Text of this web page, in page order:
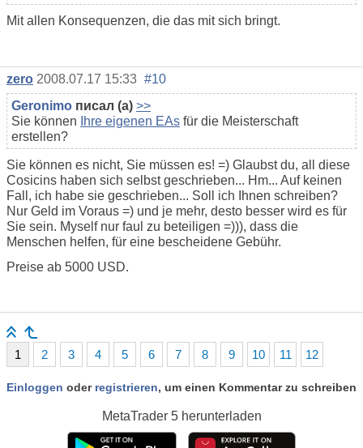
Mit allen Konsequenzen, die das mit sich bringt.
zero 2008.07.17 15:33 #10
Geronimo писал (а) >>
Sie können
Ihre eigenen EAs für die Meisterschaft
erstellen?
Sie können es nicht, Sie müssen es! =) Glaubst du, all diese
Cosicins haben sich selbst geschrieben... Hm... Auf keinen
Fall, ich habe sie geschrieben... Soll ich Ihnen schreiben?
Nur Geld im Voraus =) und je mehr, desto besser wird es für
Sie sein. Myself nur faul zu beteiligen =))), dass die
Menschen helfen, für eine bescheidene Gebühr.
Preise ab 5000 USD.
1 2 3 4 5 6 7 8 9 10 11 12
Einloggen oder registrieren, um einen Kommentar zu schreiben
MetaTrader 5herunterladen